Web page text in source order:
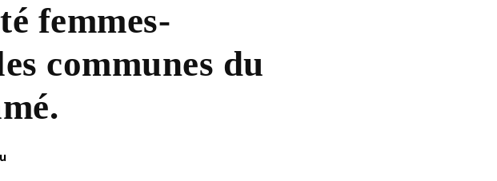
femmes-
communes du